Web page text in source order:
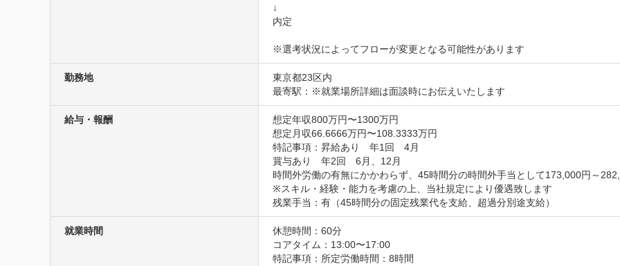
↓
内定
※選考状況によってフローが変更となる可能性があります
勤務地
東京都23区内
最寄駅：※就業場所詳細は面談時にお伝えいたします
給与・報酬
想定年収800万円〜1300万円
想定月収66.6666万円〜108.3333万円
特記事項：昇給あり　年1回　4月
賞与あり　年2回　6月、12月
時間外労働の有無にかかわらず、45時間分の時間外手当として173,000円～
※スキル・経験・能力を考慮の上、当社規定により優遇致します
残業手当：有（45時間分の固定残業代を支給、超過分別途支給）
就業時間
休憩時間：60分
コアタイム：13:00〜17:00
特記事項：所定労働時間：8時間